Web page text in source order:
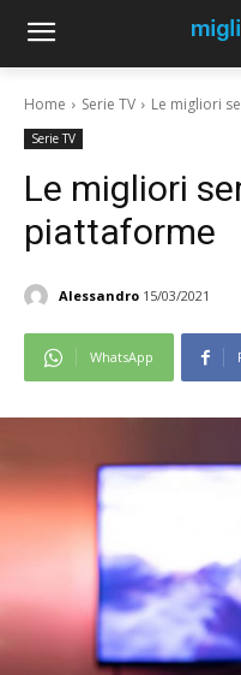
Home Serie TV Le migliori
Serie TV
Le migliori
piattaforme
Alessandro 15/03/2021
WhatsApp